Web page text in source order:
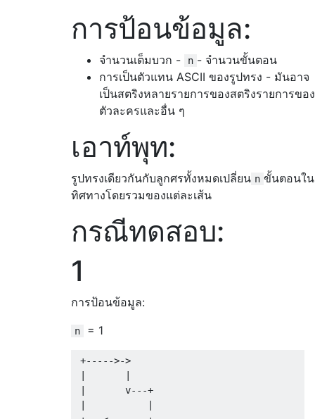
การป้อนข้อมูล:
จำนวนเต็มบวก - n - จำนวนขั้นตอน
การเป็นตัวแทน ASCII ของรูปทรง - มันอาจ
เป็นสตริงหลายรายการของสตริงรายการของ
ตัวละครและอื่น ๆ
เอาท์พุท:
รูปทรงเดียวกันกับลูกศรทั้งหมดเปลี่ยน n ขั้นตอนใน
ทิศทางโดยรวมของแต่ละเส้น
กรณีทดสอบ:
1
การป้อนข้อมูล:
n = 1
+----->->
|       v---+